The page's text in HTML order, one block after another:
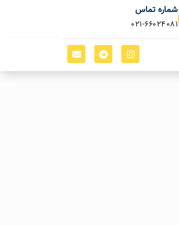
شماره تماس
021-66024081